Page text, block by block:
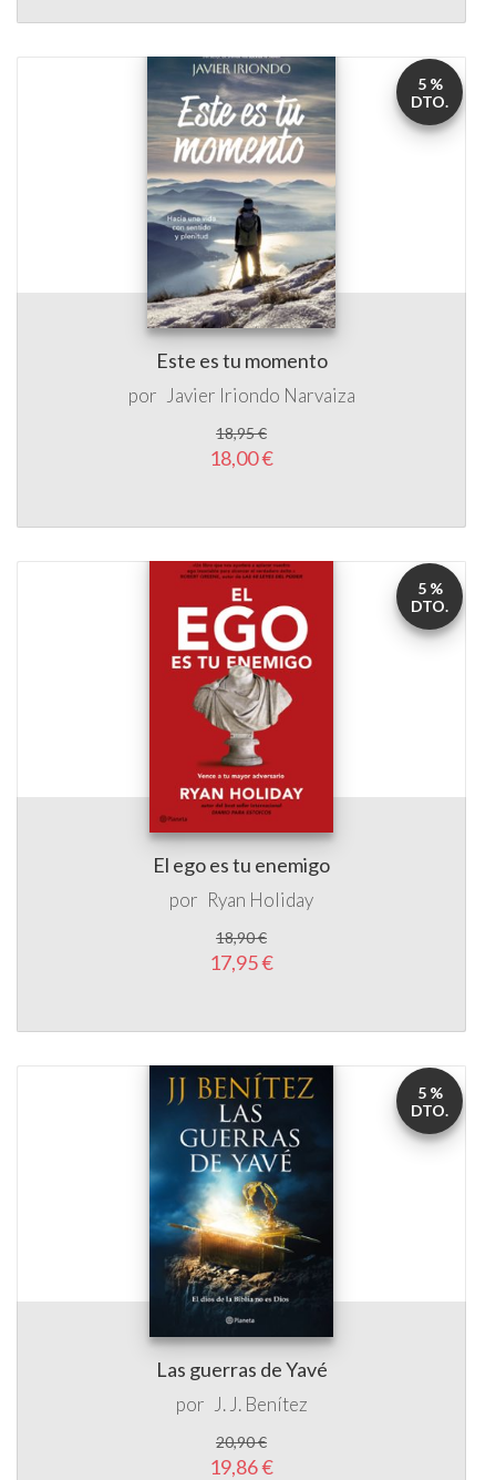
Este es tu momento
por Javier Iriondo Narvaiza
18,95 €
18,00 €
5 %
DTO.
El ego es tu enemigo
por Ryan Holiday
18,90 €
17,95 €
5 %
DTO.
Las guerras de Yavé
por J. J. Benítez
20,90 €
19,86 €
5 %
DTO.